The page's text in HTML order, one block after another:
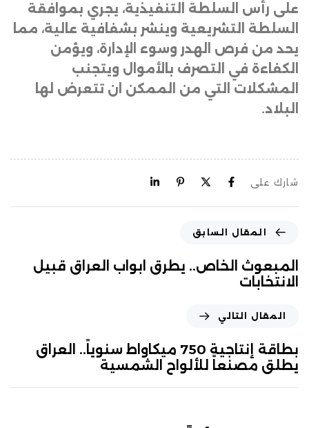
على رأس السلطة التنفيذية، يجري بموافقة
السلطة التشريعية وينشر بشفافية عالية، مما
يحد من فرص الهدر وسوء الإدارة، ويؤمن
الكفاءة في التصرف بالأموال ويتجنب
المشكلات التي من الممكن ان تتعرض لها
البلاد.
شارك على
المقال السابق
المبعوث الخاص.. يطرق ابواب العراق قبيل
الانتخابات
المقال التالي
بطاقة إنتاجية 750 ميكاواط سنوياً.. العراق
يطلق مصنعاً للألواح الشمسية